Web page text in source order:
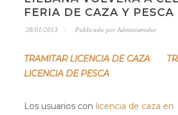
FERIA DE CAZA Y PESCA
28/01/2013 Publicado por Administrador
TRAMITAR LICENCIA DE CAZA
LICENCIA DE PESCA
Los usuarios con licencia de caza en